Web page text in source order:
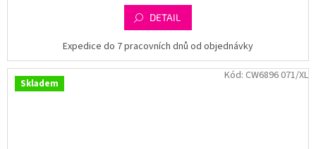
DETAIL
Expedice do 7 pracovních dnů od objednávky
Skladem
Kód: CW6896 071/XL